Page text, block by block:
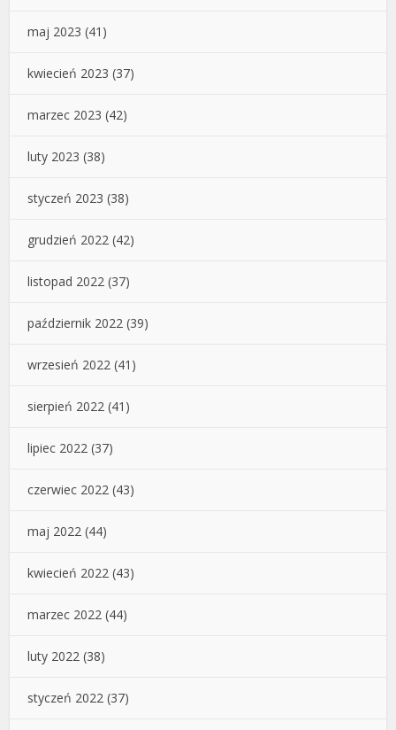
maj 2023 (41)
kwiecień 2023 (37)
marzec 2023 (42)
luty 2023 (38)
styczeń 2023 (38)
grudzień 2022 (42)
listopad 2022 (37)
październik 2022 (39)
wrzesień 2022 (41)
sierpień 2022 (41)
lipiec 2022 (37)
czerwiec 2022 (43)
maj 2022 (44)
kwiecień 2022 (43)
marzec 2022 (44)
luty 2022 (38)
styczeń 2022 (37)